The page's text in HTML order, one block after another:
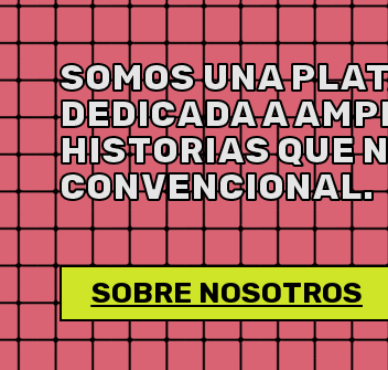
SOMOS UNA
DEDICADA A
HISTORIAS QUE
CONVENCIONAL.
SOBRE NOSOTROS